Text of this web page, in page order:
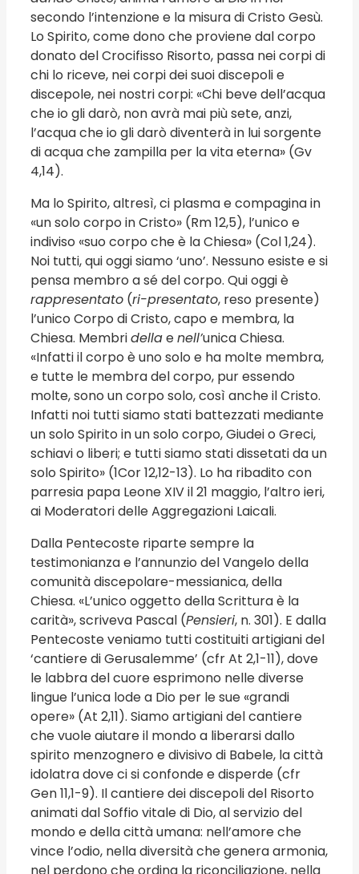
secondo l’intenzione e la misura di Cristo Gesù.
Lo Spirito, come dono che proviene dal corpo
donato del Crocifisso Risorto, passa nei corpi di
chi lo riceve, nei corpi dei suoi discepoli e
discepole, nei nostri corpi: «Chi beve dell’acqua
che io gli darò, non avrà mai più sete, anzi,
l’acqua che io gli darò diventerà in lui sorgente
di acqua che zampilla per la vita eterna» (Gv
4,14).
Ma lo Spirito, altresì, ci plasma e compagina in
«un solo corpo in Cristo» (Rm 12,5), l’unico e
indiviso «suo corpo che è la Chiesa» (Col 1,24).
Noi tutti, qui oggi siamo ‘uno’. Nessuno esiste e si
pensa membro a sé del corpo. Qui oggi è
rappresentato (ri-presentato, reso presente)
l’unico Corpo di Cristo, capo e membra, la
Chiesa. Membridellaenell’unica Chiesa.
«Infatti il ​​corpo è uno solo e ha molte membra,
e tutte le membra del corpo, pur essendo
molte, sono un corpo solo, così anche il Cristo.
Infatti noi tutti siamo stati battezzati mediante
un solo Spirito in un solo corpo, Giudei o Greci,
schiavi o liberi; e tutti siamo stati dissetati da un
solo Spirito» (1Cor 12,12-13). Lo ha ribadito con
parresia papa Leone XIV il 21 maggio, l’altro ieri,
ai Moderatori delle Aggregazioni Laicali.
Dalla Pentecoste riparte sempre la
testimonianza e l’annunzio del Vangelo della
comunità discepolare-messianica, della
Chiesa. «L’unico oggetto della Scrittura è la
carità», scriveva Pascal (Pensieri, n. 301). E dalla
Pentecoste veniamo tutti costituiti artigiani del
‘cantiere di Gerusalemme’ (cfr At 2,1-11), dove
le labbra del cuore esprimono nelle diverse
lingue l’unica lode a Dio per le sue «grandi
opere» (At 2,11). Siamo artigiani del cantiere
che vuole aiutare il mondo a liberarsi dallo
spirito menzognero e divisivo di Babele, la città
idolatra dove ci si confonde e disperde (cfr
Gen 11,1-9). Il cantiere dei discepoli del Risorto
animati dal Soffio vitale di Dio, al servizio del
mondo e della città umana: nell’amore che
vince l’odio, nella diversità che genera armonia,